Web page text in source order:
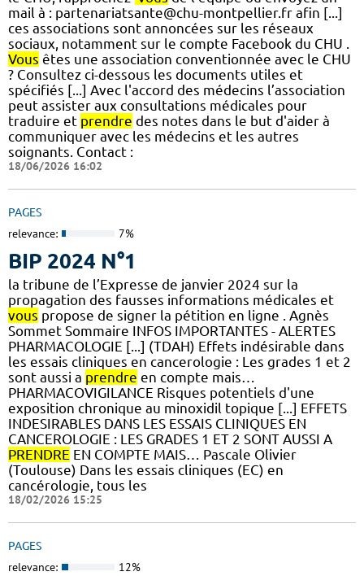
mail à : partenariatsante@chu-montpellier.fr afin [...]
ces associations sont annoncées sur les réseaux
sociaux, notamment sur le compte Facebook du CHU .
Vous êtes une association conventionnée avec le CHU
? Consultez ci-dessous les documents utiles et
spécifiés [...] Avec l'accord des médecins l’association
peut assister aux consultations médicales pour
traduire et prendre des notes dans le but d'aider à
communiquer avec les médecins et les autres
soignants. Contact :
18/06/2026 16:02
PAGES
relevance: 7%
BIP 2024 N°1
la tribune de l’Expresse de janvier 2024 sur la
propagation des fausses informations médicales et
vous propose de signer la pétition en ligne . Agnès
Sommet Sommaire INFOS IMPORTANTES - ALERTES
PHARMACOLOGIE [...] (TDAH) Effets indésirable dans
les essais cliniques en cancerologie : Les grades 1 et 2
sont aussi a prendre en compte mais…
PHARMACOVIGILANCE Risques potentiels d'une
exposition chronique au minoxidil topique [...] EFFETS
INDESIRABLES DANS LES ESSAIS CLINIQUES EN
CANCEROLOGIE : LES GRADES 1 ET 2 SONT AUSSI A
PRENDRE EN COMPTE MAIS… Pascale Olivier
(Toulouse) Dans les essais cliniques (EC) en
cancérologie, tous les
18/02/2026 15:25
PAGES
relevance: 12%